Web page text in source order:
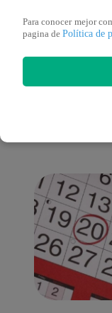
Para conocer mejor
pagina de Política de